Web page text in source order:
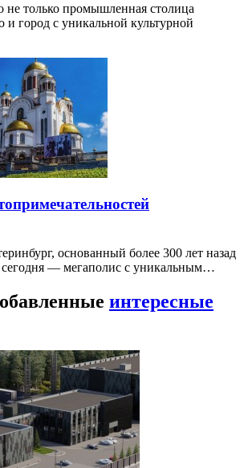
не только промышленная столица
город с уникальной культурной
основанный более 300 лет назад
сегодня — мегаполис с уникальным…
интересные